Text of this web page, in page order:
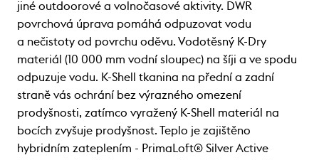
jiné outdoorové a volnočasové aktivity. DWR
povrchová úprava pomáhá odpuzovat vodu
a nečistoty od povrchu oděvu. Vodotěsný K-Dry
materiál (10 000 mm vodní sloupec) na šíji a ve spodu
odpuzuje vodu. K-Shell tkanina na přední a zadní
straně vás ochrání bez výrazného omezení
prodyšnosti, zatímco vyražený K-Shell materiál na
bocích zvyšuje prodyšnost. Teplo je zajištěno
hybridním zateplením - PrimaLoft® Silver Active